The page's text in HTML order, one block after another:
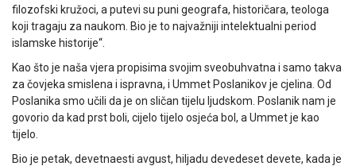
filozofski kružoci, a putevi su puni geografa, historičara, teologa
koji tragaju za naukom. Bio je to najvažniji intelektualni period
islamske historije“.
Kao što je naša vjera propisima svojim sveobuhvatna i samo takva
za čovjeka smislena i ispravna, i Ummet Poslanikov je cjelina. Od
Poslanika smo učili da je on sličan tijelu ljudskom. Poslanik nam je
govorio da kad prst boli, cijelo tijelo osjeća bol, a Ummet je kao
tijelo.
Bio je petak, devetnaesti avgust, hiljadu devedeset devete, kada je